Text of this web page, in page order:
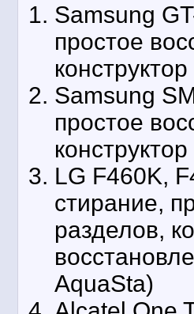
Samsung
простое
Samsung
простое
LG F460K,
стирание,
разделов,
AquaSta)